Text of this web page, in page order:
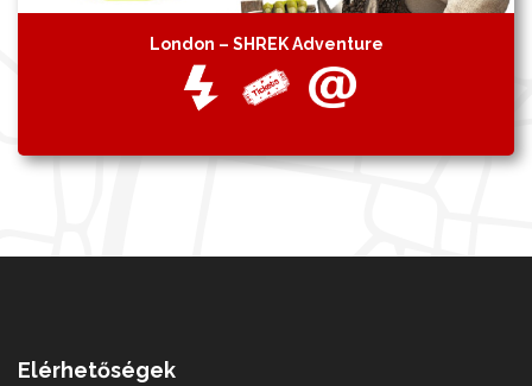
London – SHREK Adventure
Elérhetőségek